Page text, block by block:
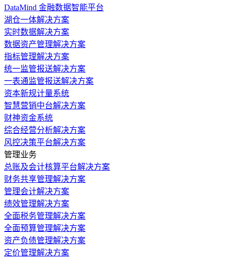
DataMind 金融数据智能平台
湖仓一体解决方案
实时数据解决方案
数据资产管理解决方案
指标管理解决方案
统一监管报送解决方案
一表通监管报送解决方案
资本新规计量系统
智慧营销中台解决方案
财神资金系统
综合经营分析解决方案
风控决策平台解决方案
管理业务
总账及会计核算平台解决方案
财务共享管理解决方案
管理会计解决方案
绩效管理解决方案
全面税务管理解决方案
全面预算管理解决方案
资产负债管理解决方案
定价管理解决方案